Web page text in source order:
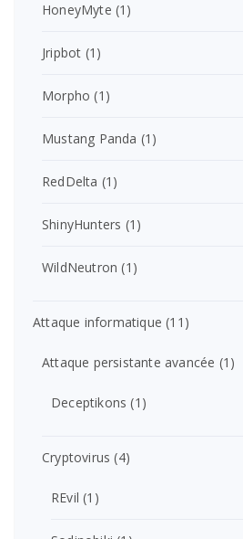
HoneyMyte (1)
Jripbot (1)
Morpho (1)
Mustang Panda (1)
RedDelta (1)
ShinyHunters (1)
WildNeutron (1)
Attaque informatique (11)
Attaque persistante avancée (1)
Deceptikons (1)
Cryptovirus (4)
REvil (1)